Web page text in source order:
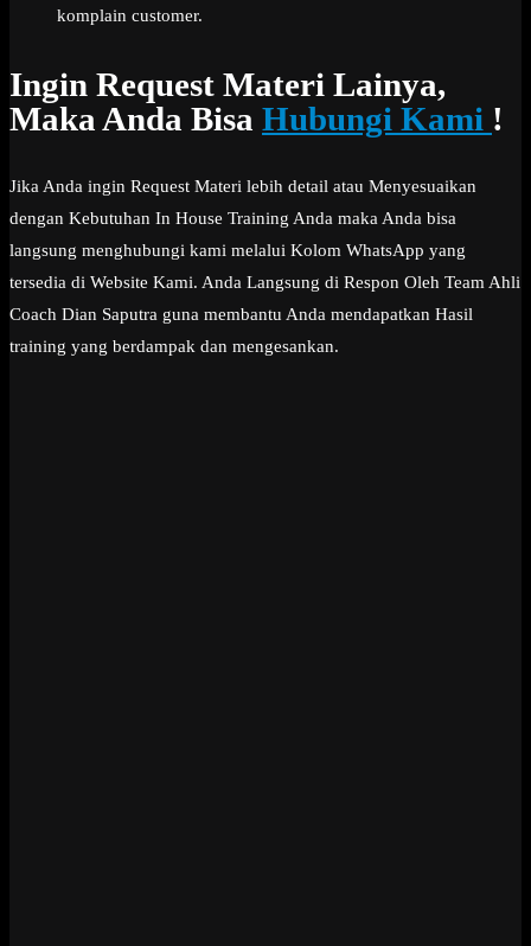
komplain customer.
Ingin Request Materi Lainya,
Maka Anda Bisa Hubungi Kami !
Jika Anda ingin Request Materi lebih detail atau Menyesuaikan
dengan Kebutuhan In House Training Anda maka Anda bisa
langsung menghubungi kami melalui Kolom WhatsApp yang
tersedia di Website Kami. Anda Langsung di Respon Oleh Team Ahli
Coach Dian Saputra guna membantu Anda mendapatkan Hasil
training yang berdampak dan mengesankan.